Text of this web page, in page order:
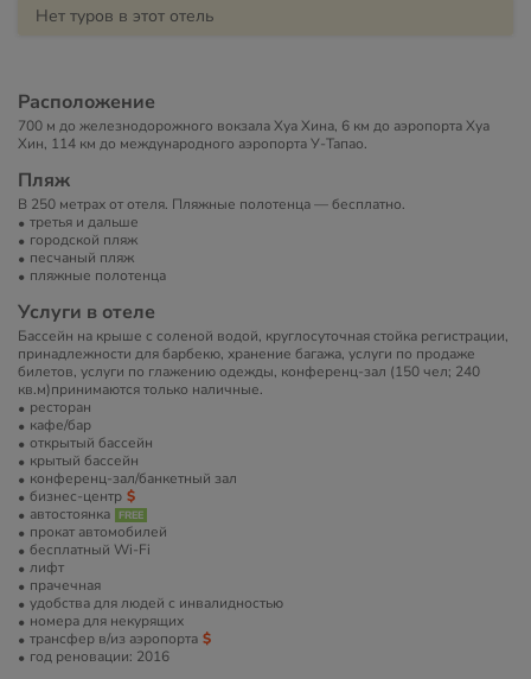
Нет туров в этот отель
Расположение
700 м до железнодорожного вокзала Хуа Хина, 6 км до аэропорта Хуа
Хин, 114 км до международного аэропорта У-Тапао.
Пляж
В 250 метрах от отеля. Пляжные полотенца — бесплатно.
третья и дальше
городской пляж
песчаный пляж
пляжные полотенца
Услуги в отеле
Бассейн на крыше с соленой водой, круглосуточная стойка регистрации,
принадлежности для барбекю, хранение багажа, услуги по продаже
билетов, услуги по глажению одежды, конференц-зал (150 чел; 240
кв.м)принимаются только наличные.
ресторан
кафе/бар
открытый бассейн
крытый бассейн
конференц-зал/банкетный зал
бизнес-центр
автостоянка
прокат автомобилей
бесплатный Wi-Fi
лифт
прачечная
удобства для людей с инвалидностью
номера для некурящих
трансфер в/из аэропорта
год реновации: 2016